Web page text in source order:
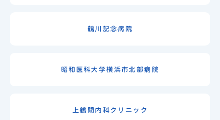
鶴川記念病院
昭和医科大学横浜市北部病院
上鶴間内科クリニック